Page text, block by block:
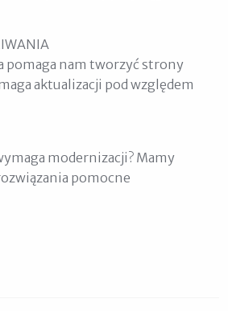
pomaga nam tworzyć strony
aktualizacji pod względem
modernizacji? Mamy
pomocne